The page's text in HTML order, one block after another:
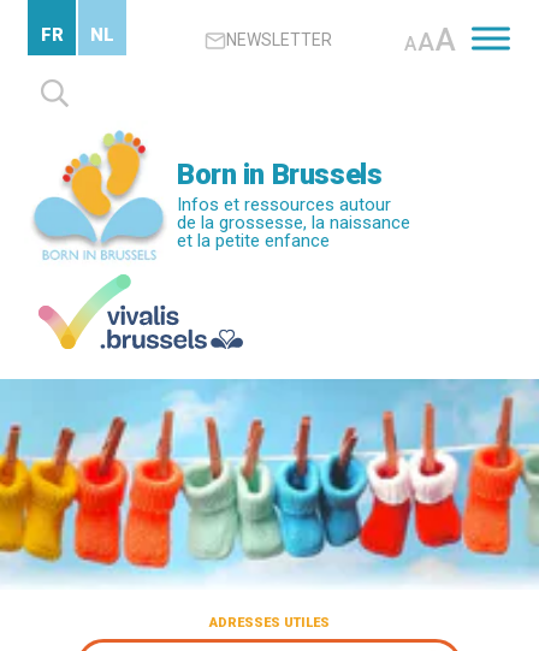
contenu
principal
NEWSLETTER AAA
Rechercher :
FR NL
Born in Brussels
Infos et ressources autour
de la grossesse, la naissance
et la petite enfance
ADRESSES UTILES